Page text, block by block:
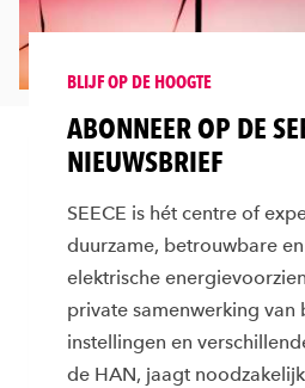
BLIJF OP DE HOOGTE
ABONNEER OP DE
NIEUWSBRIEF
SEECE is hét centre of
duurzame, betrouwbare
elektrische
private samenwerking van
instellingen en
de HAN, jaagt